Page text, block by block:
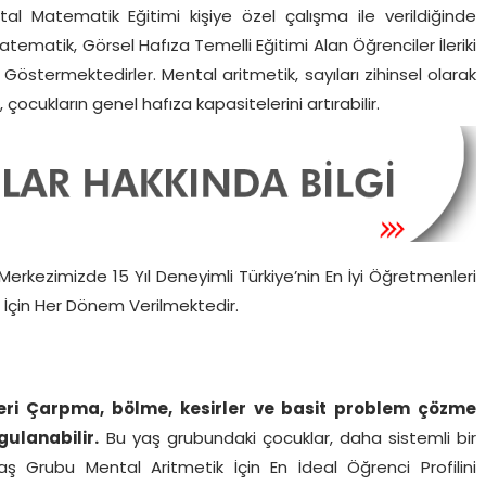
Matematik Eğitimi kişiye özel çalışma ile verildiğinde
Görsel Hafıza Temelli Eğitimi Alan Öğrenciler İleriki
Mental aritmetik, sayıları zihinsel olarak
genel hafıza kapasitelerini artırabilir.
15 Yıl Deneyimli Türkiye’nin En İyi Öğretmenleri
İçin Her Dönem Verilmektedir.
Çarpma, bölme, kesirler ve basit problem çözme
Bu yaş grubundaki çocuklar, daha sistemli bir
Grubu Mental Aritmetik İçin En İdeal Öğrenci Profilini